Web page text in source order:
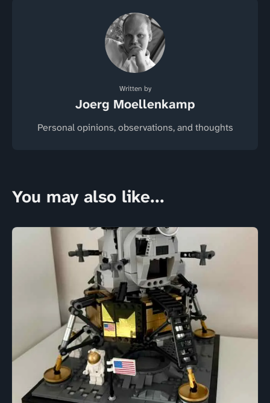
Written by
Joerg Moellenkamp
Personal opinions, observations, and thoughts
You may also like...